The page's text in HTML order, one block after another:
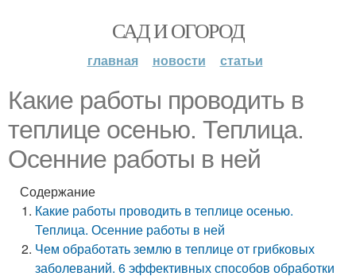
САД И ОГОРОД
главная новости статьи
Какие работы проводить в
теплице осенью. Теплица.
Осенние работы в ней
Содержание
Какие работы проводить в теплице осенью.
Теплица. Осенние работы в ней
Чем обработать землю в теплице от грибковых
заболеваний. 6 эффективных способов обработки